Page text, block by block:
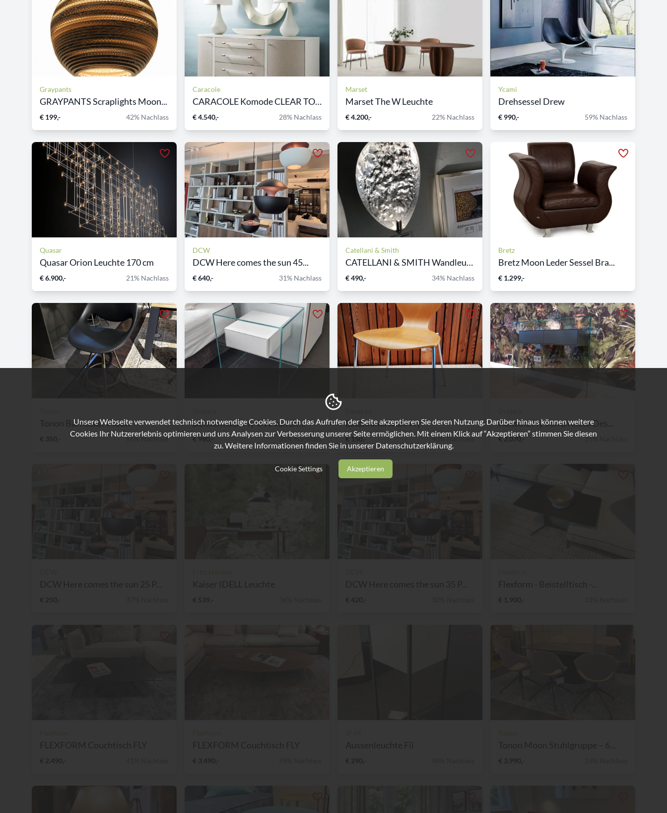
Graypants
GRAYPANTS Scraplights Moon...
€ 199,- 42% Nachlass
Caracole
CARACOLE Komode CLEAR TO ME
€ 4.540,- 28% Nachlass
Marset
Marset The W Leuchte
€ 4.200,- 22% Nachlass
Ycami
Drehsessel Drew
€ 990,- 59% Nachlass
Quasar
Quasar Orion Leuchte 170 cm
€ 6.900,- 21% Nachlass
DCW
DCW Here comes the sun 45...
€ 640,- 31% Nachlass
Catellani & Smith
CATELLANI & SMITH Wandleuch...
€ 490,- 34% Nachlass
Bretz
Bretz Moon Leder Sessel Bra...
€ 1.299,-
Tonon Barhocker Moon
€ 350,- 56% Nachlass
Beistelltisch Fly OW von Dr...
€ 980,- 35% Nachlass
Esszimmerstuhl Fly
€ 150,- 40% Nachlass
Konsole Fly von Dreieck Des...
€ 2.070,- 15% Nachlass
Unsere Webseite verwendet technisch notwendige Cookies. Durch das Aufrufen der Seite akzeptieren Sie deren Nutzung. Darüber hinaus können weitere
Cookies Ihr Nutzererlebnis optimieren und uns Analysen zur Verbesserung unserer Seite ermöglichen. Mit einem Klick auf “Akzeptieren” stimmen Sie diesen
zu. Weitere Informationen finden Sie in unserer Datenschutzerklärung.
Cookie Settings Akzeptieren